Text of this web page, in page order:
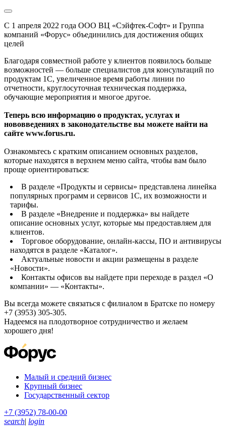
С 1 апреля 2022 года ООО ВЦ «Сэйфтек-Софт» и Группа
компаний «Форус» объединились для достижения общих
целей
Благодаря совместной работе у клиентов появилось больше
возможностей — больше специалистов для консультаций по
продуктам 1С, увеличенное время работы линии по
отчетности, круглосуточная техническая поддержка,
обучающие мероприятия и многое другое.
Теперь всю информацию о продуктах, услугах и
нововведениях в законодательстве вы можете найти на
сайте www.forus.ru.
Ознакомьтесь с кратким описанием основных разделов,
которые находятся в верхнем меню сайта, чтобы вам было
проще ориентироваться:
В разделе «Продукты и сервисы» представлена линейка
популярных программ и сервисов 1С, их возможности и
тарифы.
В разделе «Внедрение и поддержка» вы найдете
описание основных услуг, которые мы предоставляем для
клиентов.
Торговое оборудование, онлайн-кассы, ПО и антивирусы
находятся в разделе «Каталог».
Актуальные новости и акции размещены в разделе
«Новости».
Контакты офисов вы найдете при переходе в раздел «О
компании» — «Контакты».
Вы всегда можете связаться с филиалом в Братске по номеру
+7 (3953) 305-305.
Надеемся на плодотворное сотрудничество и желаем
хорошего дня!
Малый и средний бизнес
Крупный бизнес
Государственный сектор
+7 (3952) 78-00-00
search| login